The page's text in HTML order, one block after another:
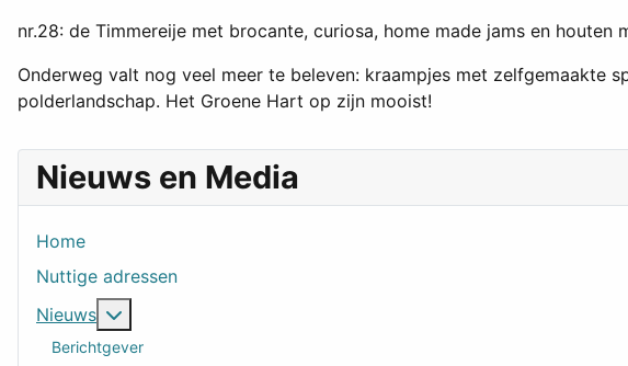
Nieuws en Media
Home
Nuttige adressen
Nieuws
Berichtgever
nr.28: de Timmereije met brocante, curiosa, home made jams en houten
Onderweg valt nog veel meer te beleven: kraampjes met zelfgemaakte
polderlandschap. Het Groene Hart op zijn mooist!